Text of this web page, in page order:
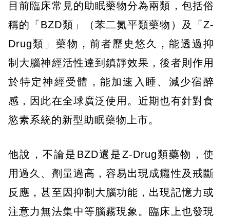
目前臨床常見的助眠藥物分為兩類，包括俗
稱的「BZD類」（苯二氮平類藥物）及「Z-
Drug類」藥物，前者歷史悠久，能透過抑
制大腦神經活性達到鎮靜效果，後者則作用
於特定神經受體，能加速入睡、減少宿醉
感，因此在全球廣泛使用。近期也有針對食
慾素系統的新型助眠藥物上市。
他說，不論是BZD還是Z-Drug類藥物，使
用過久、劑量過高，容易出現成癮性及戒斷
反應，甚至因抑制大腦功能，出現記憶力或
注意力無法集中等腦霧現象。臨床上也發現